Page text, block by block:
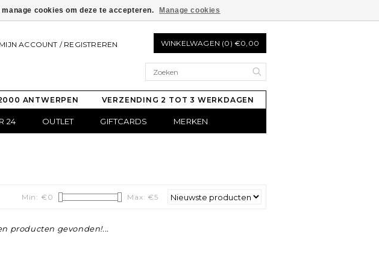
MIJN ACCOUNT / REGISTREREN WINKELWAGEN (0) €0,00
ANTWERPEN VERZENDING 2 TOT 3 WERKDAGEN
24 OUTLET GIFTCARDS MERKEN
Min: € 0 Max: €5
producten gevonden!...
cookies om deze te accepteren. Manage cookies